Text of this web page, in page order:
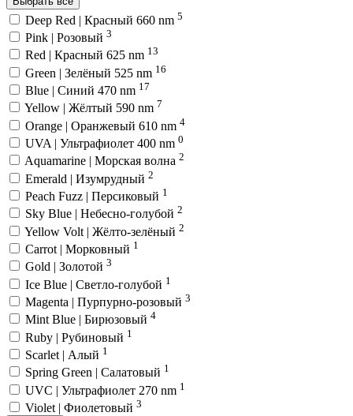
Deep Red | Красный 660 nm 5
Pink | Розовый 3
Red | Красный 625 nm 13
Green | Зелёный 525 nm 16
Blue | Синий 470 nm 17
Yellow | Жёлтый 590 nm 7
Orange | Оранжевый 610 nm 4
UVA | Ультрафиолет 400 nm 0
Aquamarine | Морская волна 2
Emerald | Изумрудный 2
Peach Fuzz | Персиковый 1
Sky Blue | Небесно-голубой 2
Yellow Volt | Жёлто-зелёный 2
Carrot | Морковный 1
Gold | Золотой 3
Ice Blue | Светло-голубой 1
Magenta | Пурпурно-розовый 3
Mint Blue | Бирюзовый 4
Ruby | Рубиновый 1
Scarlet | Алый 1
Spring Green | Салатовый 1
UVC | Ультрафиолет 270 nm 1
Violet | Фиолетовый 3